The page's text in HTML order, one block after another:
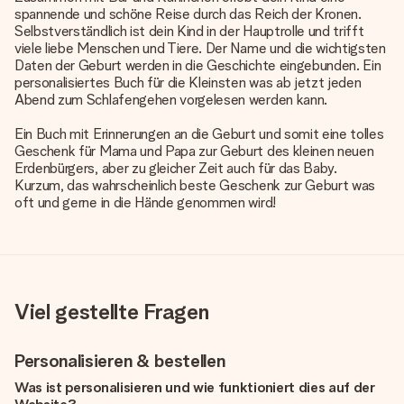
spannende und schöne Reise durch das Reich der Kronen.
Selbstverständlich ist dein Kind in der Hauptrolle und trifft
viele liebe Menschen und Tiere. Der Name und die wichtigsten
Daten der Geburt werden in die Geschichte eingebunden. Ein
personalisiertes Buch für die Kleinsten was ab jetzt jeden
Abend zum Schlafengehen vorgelesen werden kann.
Ein Buch mit Erinnerungen an die Geburt und somit eine tolles
Geschenk für Mama und Papa zur Geburt des kleinen neuen
Erdenbürgers, aber zu gleicher Zeit auch für das Baby.
Kurzum, das wahrscheinlich beste Geschenk zur Geburt was
oft und gerne in die Hände genommen wird!
Viel gestellte Fragen
Personalisieren & bestellen
Was ist personalisieren und wie funktioniert dies auf der